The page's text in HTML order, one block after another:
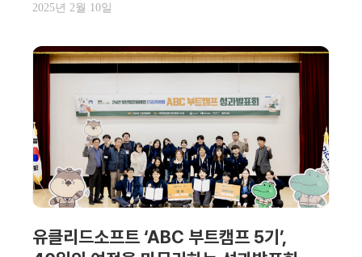
2025년 2월 10일
유클리드소프트 ‘ABC 부트캠프 5기’,